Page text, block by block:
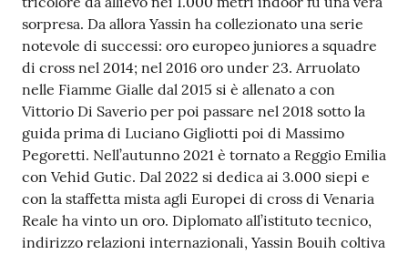
sorpresa. Da allora Yassin ha collezionato una serie
notevole di successi: oro europeo juniores a squadre
di cross nel 2014; nel 2016 oro under 23. Arruolato
nelle Fiamme Gialle dal 2015 si è allenato a con
Vittorio Di Saverio per poi passare nel 2018 sotto la
guida prima di Luciano Gigliotti poi di Massimo
Pegoretti. Nell’autunno 2021 è tornato a Reggio Emilia
con Vehid Gutic. Dal 2022 si dedica ai 3.000 siepi e
con la staffetta mista agli Europei di cross di Venaria
Reale ha vinto un oro. Diplomato all’istituto tecnico,
indirizzo relazioni internazionali, Yassin Bouih coltiva